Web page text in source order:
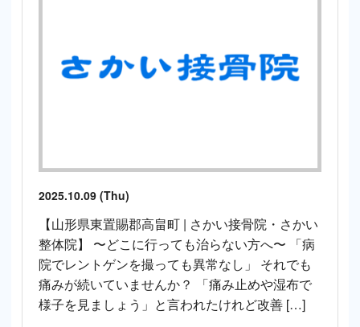
2025.10.09 (Thu)
【山形県東置賜郡高畠町 | さかい接骨院・さかい
整体院】 〜どこに行っても治らない方へ〜 「病
院でレントゲンを撮っても異常なし」 それでも
痛みが続いていませんか？ 「痛み止めや湿布で
様子を見ましょう」と言われたけれど改善 […]